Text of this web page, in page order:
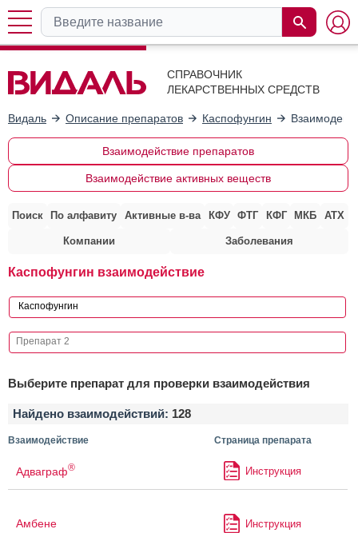
СПРАВОЧНИК
ЛЕКАРСТВЕННЫХ СРЕДСТВ
Видаль Описание препаратов Каспофунгин
Взаимодействие препаратов
Взаимодействие активных веществ
Поиск По алфавиту Активные в-ва КФУ ФТГ КФГ МКБ АТХ
Компании Заболевания
Каспофунгин взаимодействие
Выберите препарат для проверки взаимодействия
Найдено взаимодействий: 128
Взаимодействие Страница препарата
Адваграф® Инструкция
Амбене Инструкция